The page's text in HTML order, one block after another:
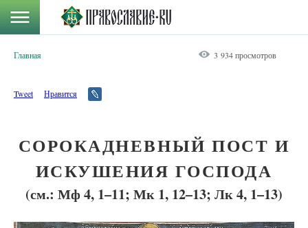
Главная 3 934 просмотров
Tweet Нравится
СОРОКАДНЕВНЫЙ ПОСТ И
ИСКУШЕНИЯ ГОСПОДА
(см.: Мф 4, 1–11; Мк 1, 12–13; Лк 4, 1–13)